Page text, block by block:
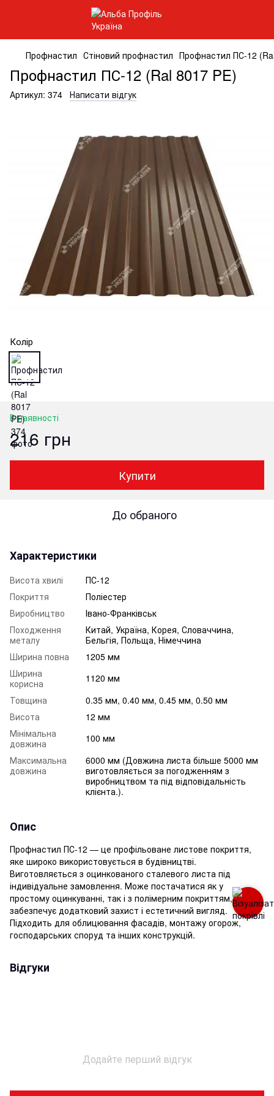
Профнастил Стіновий профнастил Профнастил ПС-12
Профнастил ПС-12 (Ral 8017 PE)
Артикул: 374 Написати відгук
Колір
В наявності
216 грн
Купити
До обраного
Характеристики
Висота хвилі
ПС-12
Покриття
Поліестер
Виробництво
Івано-Франківськ
Походження
металу
Китай, Україна, Корея, Словаччина,
Бельгія, Польща, Німеччина
Ширина повна
1205 мм
Ширина
корисна
1120 мм
Товщина
0.35 мм, 0.40 мм, 0.45 мм, 0.50 мм
Висота
12 мм
Мінімальна
довжина
100 мм
Максимальна
довжина
6000 мм (Довжина листа більше 5000 мм
виготовляється за погодженням з
виробництвом та під відповідальність
клієнта.).
Опис
Профнастил ПС-12 — це профільоване листове покриття,
яке широко використовується в будівництві.
Виготовляється з оцинкованого сталевого листа під
індивідуальне замовлення. Може постачатися як у
простому оцинкуванні, так і з полімерним покриттям, що
забезпечує додатковий захист і естетичний вигляд.
Підходить для облицювання фасадів, монтажу огорож,
господарських споруд та інших конструкцій.
Відгуки
Додайте перший відгук